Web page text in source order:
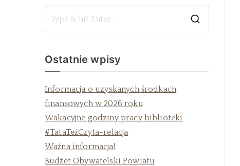
Ostatnie wpisy
Informacja o uzyskanych środkach
finansowych w 2026 roku
Wakacyjne godziny pracy biblioteki
#TataTeżCzyta-relacja
Ważna informacja!
Budżet Obywatelski Powiatu